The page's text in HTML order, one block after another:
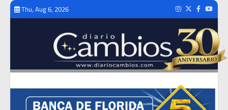
Skip
Thu, Aug 6, 2026 Instagram
TwitterFacebook